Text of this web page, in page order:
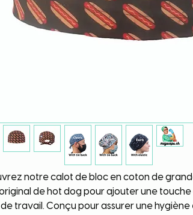
notre calot de bloc en coton de
de hot dog pour ajouter une
travail. Conçu pour assurer une